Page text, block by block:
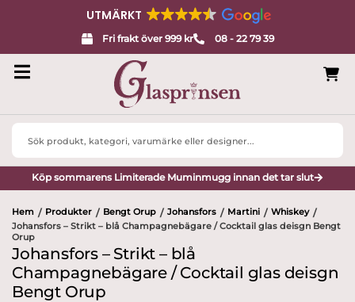
UTMÄRKT
Fri frakt över 999 kr 08 - 22 79 39
Search
Köp sommarens Limiterade Muminmugg innan det tar slut
Hem / Produkter / Bengt Orup / Johansfors / Martini / Whiskey /
Johansfors – Strikt – blå Champagnebägare / Cocktail glas deisgn Bengt
Orup
Johansfors – Strikt – blå
Champagnebägare / Cocktail glas deisgn
Bengt Orup